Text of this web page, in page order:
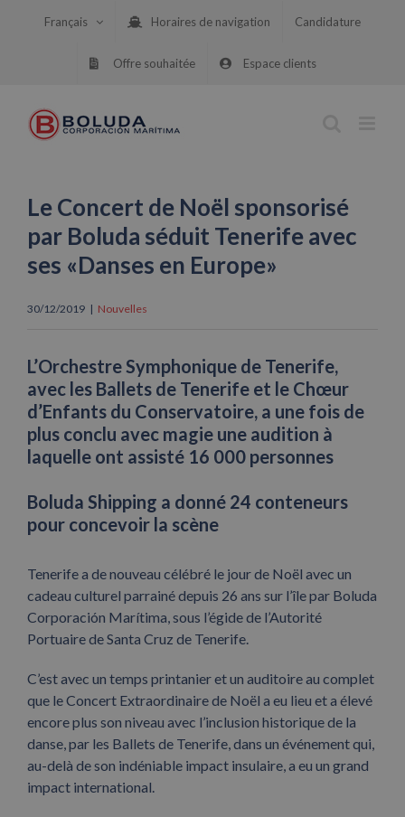
Français Horaires de navigation Candidature
Offre souhaitée Espace clients
Le Concert de Noël sponsorisé
par Boluda séduit Tenerife avec
ses «Danses en Europe»
30/12/2019 | Nouvelles
L’Orchestre Symphonique de Tenerife,
avec les Ballets de Tenerife et le Chœur
d’Enfants du Conservatoire, a une fois de
plus conclu avec magie une audition à
laquelle ont assisté 16 000 personnes
Boluda Shipping a donné 24 conteneurs
pour concevoir la scène
Tenerife a de nouveau célébré le jour de Noël avec un
cadeau culturel parrainé depuis 26 ans sur l’île par Boluda
Corporación Marítima, sous l’égide de l’Autorité
Portuaire de Santa Cruz de Tenerife.
C’est avec un temps printanier et un auditoire au complet
que le Concert Extraordinaire de Noël a eu lieu et a élevé
encore plus son niveau avec l’inclusion historique de la
danse, par les Ballets de Tenerife, dans un événement qui,
au-delà de son indéniable impact insulaire, a eu un grand
impact international.